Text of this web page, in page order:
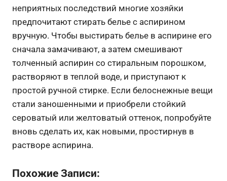
неприятных последствий многие хозяйки
предпочитают стирать белье с аспирином
вручную. Чтобы выстирать белье в аспирине его
сначала замачивают, а затем смешивают
толченный аспирин со стиральным порошком,
растворяют в теплой воде, и приступают к
простой ручной стирке. Если белоснежные вещи
стали заношенными и приобрели стойкий
сероватый или желтоватый оттенок, попробуйте
вновь сделать их, как новыми, простирнув в
растворе аспирина.
Похожие Записи: